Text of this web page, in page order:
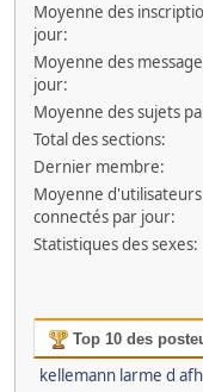
Moyenne des
jour:
Moyenne des
jour:
Moyenne des sujets
Total des sections:
Dernier membre:
Moyenne d'utilisateurs
connectés par jour:
Statistiques des sexes:
Top 10 des
kellemann larme d